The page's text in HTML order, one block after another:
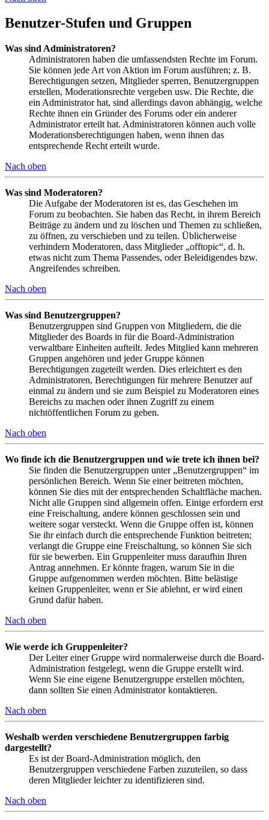
Benutzer-Stufen und Gruppen
Was sind Administratoren?
Administratoren haben die umfassendsten Rechte im Forum.
Sie können jede Art von Aktion im Forum ausführen; z. B.
Berechtigungen setzen, Mitglieder sperren, Benutzergruppen
erstellen, Moderationsrechte vergeben usw. Die Rechte, die
ein Administrator hat, sind allerdings davon abhängig, welche
Rechte ihnen ein Gründer des Forums oder ein anderer
Administrator erteilt hat. Administratoren können auch volle
Moderationsberechtigungen haben, wenn ihnen das
entsprechende Recht erteilt wurde.
Nach oben
Was sind Moderatoren?
Die Aufgabe der Moderatoren ist es, das Geschehen im
Forum zu beobachten. Sie haben das Recht, in ihrem Bereich
Beiträge zu ändern und zu löschen und Themen zu schließen,
zu öffnen, zu verschieben und zu teilen. Üblicherweise
verhindern Moderatoren, dass Mitglieder „offtopic“, d. h.
etwas nicht zum Thema Passendes, oder Beleidigendes bzw.
Angreifendes schreiben.
Nach oben
Was sind Benutzergruppen?
Benutzergruppen sind Gruppen von Mitgliedern, die die
Mitglieder des Boards in für die Board-Administration
verwaltbare Einheiten aufteilt. Jedes Mitglied kann mehreren
Gruppen angehören und jeder Gruppe können
Berechtigungen zugeteilt werden. Dies erleichtert es den
Administratoren, Berechtigungen für mehrere Benutzer auf
einmal zu ändern und sie zum Beispiel zu Moderatoren eines
Bereichs zu machen oder ihnen Zugriff zu einem
nichtöffentlichen Forum zu geben.
Nach oben
Wo finde ich die Benutzergruppen und wie trete ich ihnen bei?
Sie finden die Benutzergruppen unter „Benutzergruppen“ im
persönlichen Bereich. Wenn Sie einer beitreten möchten,
können Sie dies mit der entsprechenden Schaltfläche machen.
Nicht alle Gruppen sind allgemein offen. Einige erfordern erst
eine Freischaltung, andere können geschlossen sein und
weitere sogar versteckt. Wenn die Gruppe offen ist, können
Sie ihr einfach durch die entsprechende Funktion beitreten;
verlangt die Gruppe eine Freischaltung, so können Sie sich
für sie bewerben. Ein Gruppenleiter muss daraufhin Ihren
Antrag annehmen. Er könnte fragen, warum Sie in die
Gruppe aufgenommen werden möchten. Bitte belästige
keinen Gruppenleiter, wenn er Sie ablehnt, er wird einen
Grund dafür haben.
Nach oben
Wie werde ich Gruppenleiter?
Der Leiter einer Gruppe wird normalerweise durch die Board-
Administration festgelegt, wenn die Gruppe erstellt wird.
Wenn Sie eine eigene Benutzergruppe erstellen möchten,
dann sollten Sie einen Administrator kontaktieren.
Nach oben
Weshalb werden verschiedene Benutzergruppen farbig
dargestellt?
Es ist der Board-Administration möglich, den
Benutzergruppen verschiedene Farben zuzuteilen, so dass
deren Mitglieder leichter zu identifizieren sind.
Nach oben